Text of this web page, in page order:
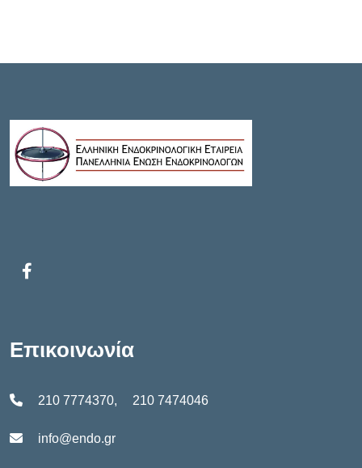
Επικοινωνία
210 7774370, 210 7474046
info@endo.gr